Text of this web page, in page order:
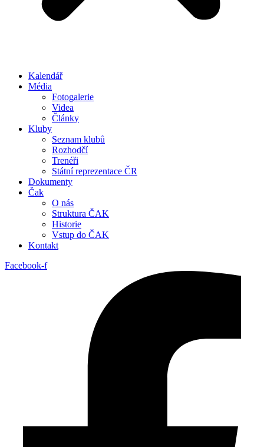
Kalendář
Média
Fotogalerie
Videa
Články
Kluby
Seznam klubů
Rozhodčí
Trenéři
Státní reprezentace ČR
Dokumenty
Čak
O nás
Struktura ČAK
Historie
Vstup do ČAK
Kontakt
Facebook-f